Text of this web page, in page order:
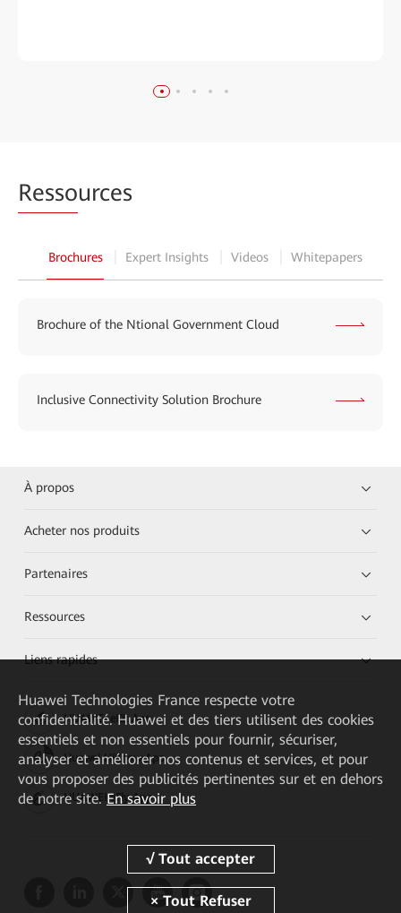
Ressources
Brochures Expert Insights Videos Whitepapers
Brochure of the Ntional Government Cloud
Inclusive Connectivity Solution Brochure
À propos
Acheter nos produits
Partenaires
Ressources
Liens rapides
HUAWEI eKit App
Huawei HiKnow App
HUAWEI eFly App
Huawei Technologies France respecte votre
confidentialité. Huawei et des tiers utilisent des cookies
essentiels et non essentiels pour fournir, sécuriser,
analyser et améliorer nos contenus et services, et pour
vous proposer des publicités pertinentes sur et en dehors
de notre site. En savoir plus